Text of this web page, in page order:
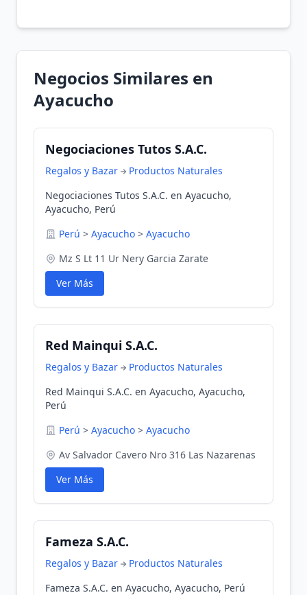
Negocios Similares en
Ayacucho
Negociaciones Tutos S.A.C.
Regalos y Bazar
Productos Naturales
Negociaciones Tutos S.A.C. en Ayacucho,
Ayacucho, Perú
Perú > Ayacucho > Ayacucho
Mz S Lt 11 Ur Nery Garcia Zarate
Ver Más
Red Mainqui S.A.C.
Regalos y Bazar
Productos Naturales
Red Mainqui S.A.C. en Ayacucho, Ayacucho,
Perú
Perú > Ayacucho > Ayacucho
Av Salvador Cavero Nro 316 Las Nazarenas
Ver Más
Fameza S.A.C.
Regalos y Bazar
Productos Naturales
Fameza S.A.C. en Ayacucho, Ayacucho, Perú